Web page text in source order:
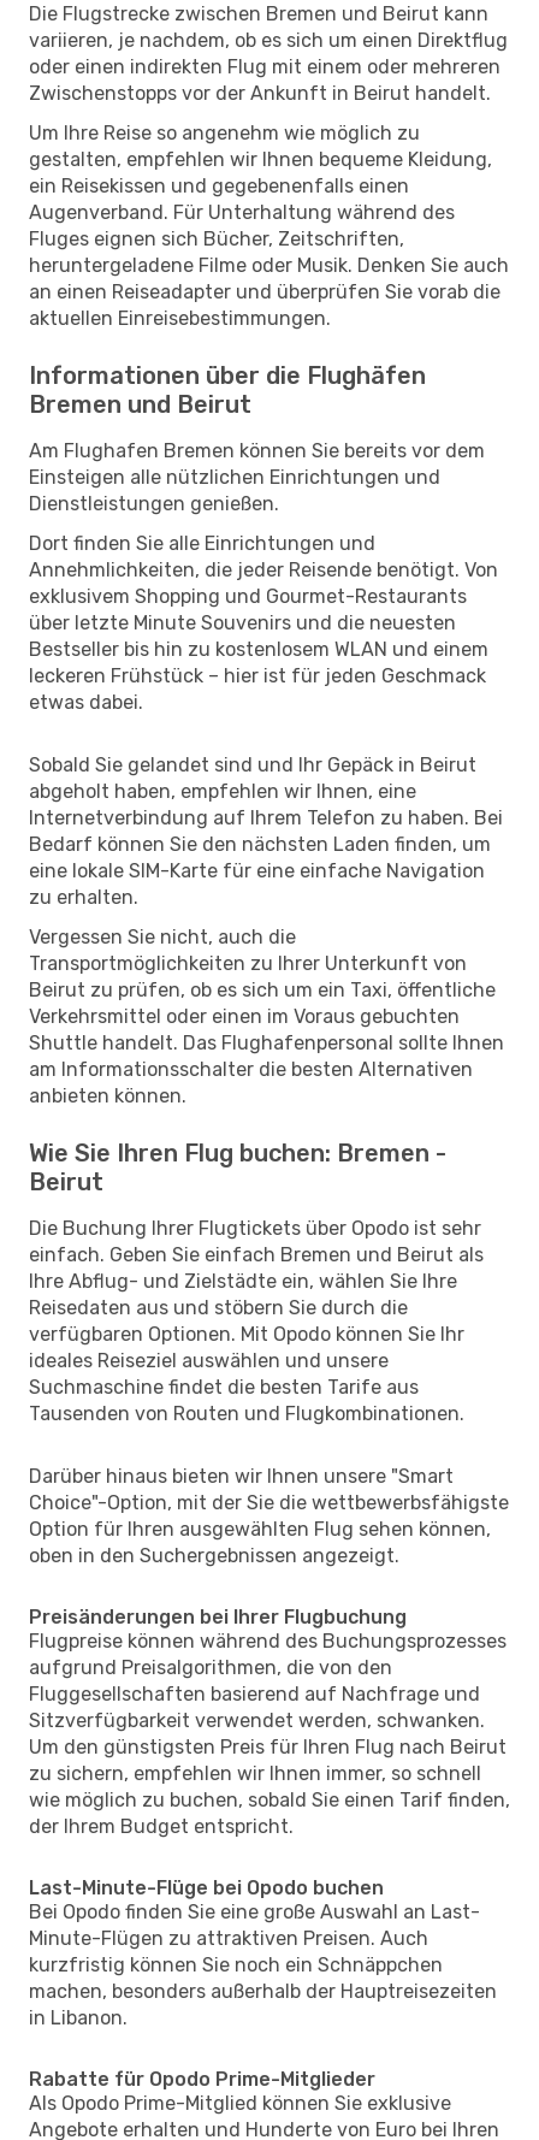
Die Flugstrecke zwischen Bremen und Beirut kann
variieren, je nachdem, ob es sich um einen Direktflug
oder einen indirekten Flug mit einem oder mehreren
Zwischenstopps vor der Ankunft in Beirut handelt.
Um Ihre Reise so angenehm wie möglich zu
gestalten, empfehlen wir Ihnen bequeme Kleidung,
ein Reisekissen und gegebenenfalls einen
Augenverband. Für Unterhaltung während des
Fluges eignen sich Bücher, Zeitschriften,
heruntergeladene Filme oder Musik. Denken Sie auch
an einen Reiseadapter und überprüfen Sie vorab die
aktuellen Einreisebestimmungen.
Informationen über die Flughäfen
Bremen und Beirut
Am Flughafen Bremen können Sie bereits vor dem
Einsteigen alle nützlichen Einrichtungen und
Dienstleistungen genießen.
Dort finden Sie alle Einrichtungen und
Annehmlichkeiten, die jeder Reisende benötigt. Von
exklusivem Shopping und Gourmet-Restaurants
über letzte Minute Souvenirs und die neuesten
Bestseller bis hin zu kostenlosem WLAN und einem
leckeren Frühstück – hier ist für jeden Geschmack
etwas dabei.
Sobald Sie gelandet sind und Ihr Gepäck in Beirut
abgeholt haben, empfehlen wir Ihnen, eine
Internetverbindung auf Ihrem Telefon zu haben. Bei
Bedarf können Sie den nächsten Laden finden, um
eine lokale SIM-Karte für eine einfache Navigation
zu erhalten.
Vergessen Sie nicht, auch die
Transportmöglichkeiten zu Ihrer Unterkunft von
Beirut zu prüfen, ob es sich um ein Taxi, öffentliche
Verkehrsmittel oder einen im Voraus gebuchten
Shuttle handelt. Das Flughafenpersonal sollte Ihnen
am Informationsschalter die besten Alternativen
anbieten können.
Wie Sie Ihren Flug buchen: Bremen -
Beirut
Die Buchung Ihrer Flugtickets über Opodo ist sehr
einfach. Geben Sie einfach Bremen und Beirut als
Ihre Abflug- und Zielstädte ein, wählen Sie Ihre
Reisedaten aus und stöbern Sie durch die
verfügbaren Optionen. Mit Opodo können Sie Ihr
ideales Reiseziel auswählen und unsere
Suchmaschine findet die besten Tarife aus
Tausenden von Routen und Flugkombinationen.
Darüber hinaus bieten wir Ihnen unsere "Smart
Choice"-Option, mit der Sie die wettbewerbsfähigste
Option für Ihren ausgewählten Flug sehen können,
oben in den Suchergebnissen angezeigt.
Preisänderungen bei Ihrer Flugbuchung
Flugpreise können während des Buchungsprozesses
aufgrund Preisalgorithmen, die von den
Fluggesellschaften basierend auf Nachfrage und
Sitzverfügbarkeit verwendet werden, schwanken.
Um den günstigsten Preis für Ihren Flug nach Beirut
zu sichern, empfehlen wir Ihnen immer, so schnell
wie möglich zu buchen, sobald Sie einen Tarif finden,
der Ihrem Budget entspricht.
Last-Minute-Flüge bei Opodo buchen
Bei Opodo finden Sie eine große Auswahl an Last-
Minute-Flügen zu attraktiven Preisen. Auch
kurzfristig können Sie noch ein Schnäppchen
machen, besonders außerhalb der Hauptreisezeiten
in Libanon.
Rabatte für Opodo Prime-Mitglieder
Als Opodo Prime-Mitglied können Sie exklusive
Angebote erhalten und Hunderte von Euro bei Ihren